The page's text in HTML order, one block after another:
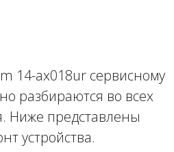
14-ax018ur сервисному
разбираются во всех
Ниже представлены
устройства.